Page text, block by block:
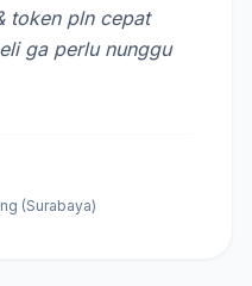
token pln cepat
ga perlu nunggu
(Surabaya)